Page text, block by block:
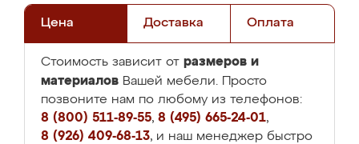
Цена Доставка Оплата
Стоимость зависит от размеров и
материалов Вашей мебели. Просто
позвоните нам по любому из телефонов:
8 (800) 511-89-55, 8 (495) 665-24-01,
8 (926) 409-68-13, и наш менеджер быстро